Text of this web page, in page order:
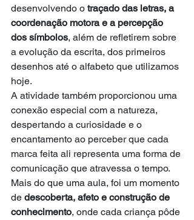
desenvolvendo o traçado das letras, a
coordenação motora e a percepção
dos símbolos, além de refletirem sobre
a evolução da escrita, dos primeiros
desenhos até o alfabeto que utilizamos
hoje.
A atividade também proporcionou uma
conexão especial com a natureza,
despertando a curiosidade e o
encantamento ao perceber que cada
marca feita ali representa uma forma de
comunicação que atravessa o tempo.
Mais do que uma aula, foi um momento
de descoberta, afeto e construção de
conhecimento, onde cada criança pôde